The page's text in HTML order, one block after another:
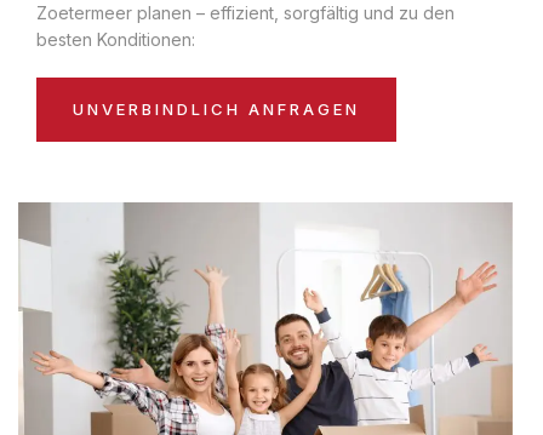
Zoetermeer planen – effizient, sorgfältig und zu den
besten Konditionen:
UNVERBINDLICH ANFRAGEN